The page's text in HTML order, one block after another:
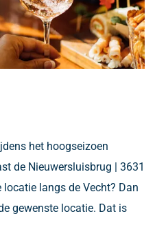
het hoogseizoen
de Nieuwersluisbrug | 3631
locatie langs de Vecht? Dan
gewenste locatie. Dat is